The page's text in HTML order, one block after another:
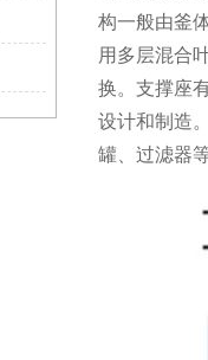
构一般由釜
用多层混合
换。支撑座
设计和制造
罐、过滤器